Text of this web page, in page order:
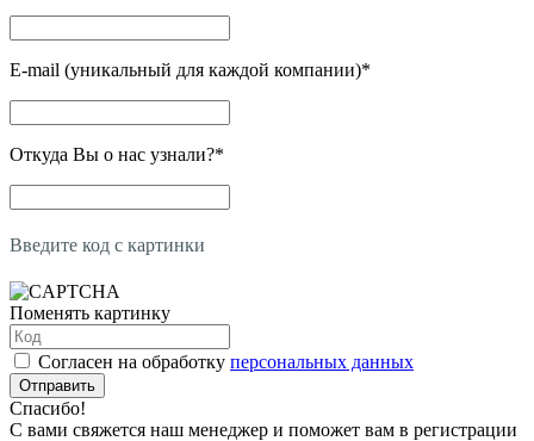
E-mail (уникальный для каждой компании)*
Откуда Вы о нас узнали?*
Введите код с картинки
Поменять картинку
Согласен на обработку персональных данных
Отправить
Спасибо!
С вами свяжется наш менеджер и поможет вам в регистрации